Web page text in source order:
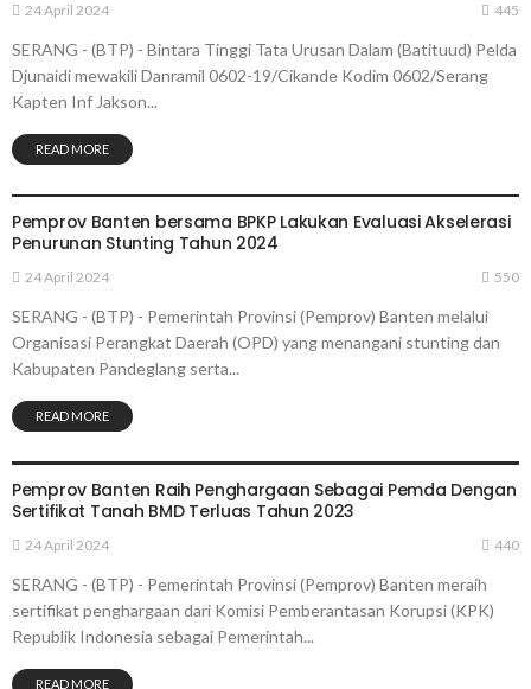
24 April 2024 445
SERANG - (BTP) - Bintara Tinggi Tata Urusan Dalam (Batituud) Pelda
Djunaidi mewakili Danramil 0602-19/Cikande Kodim 0602/Serang
Kapten Inf Jakson...
READ MORE
Pemprov Banten bersama BPKP Lakukan Evaluasi Akselerasi
Penurunan Stunting Tahun 2024
24 April 2024 550
SERANG - (BTP) - Pemerintah Provinsi (Pemprov) Banten melalui
Organisasi Perangkat Daerah (OPD) yang menangani stunting dan
Kabupaten Pandeglang serta...
READ MORE
Pemprov Banten Raih Penghargaan Sebagai Pemda Dengan
Sertifikat Tanah BMD Terluas Tahun 2023
24 April 2024 440
SERANG - (BTP) - Pemerintah Provinsi (Pemprov) Banten meraih
sertifikat penghargaan dari Komisi Pemberantasan Korupsi (KPK)
Republik Indonesia sebagai Pemerintah...
READ MORE